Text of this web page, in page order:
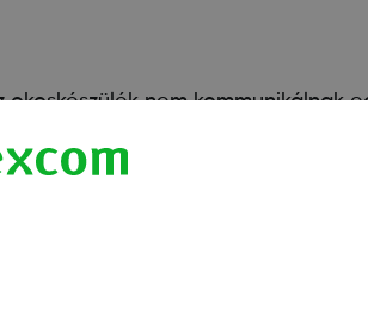
nem kommunikálnak
vagy valami blokkolja a